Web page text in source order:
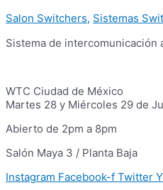
Salon Switchers, Sistemas
Sistema de intercomunicación
WTC Ciudad de México
Martes 28 y Miércoles 29 de
Abierto de 2pm a 8pm
Salón Maya 3 / Planta Baja
Instagram Facebook-f Twitter